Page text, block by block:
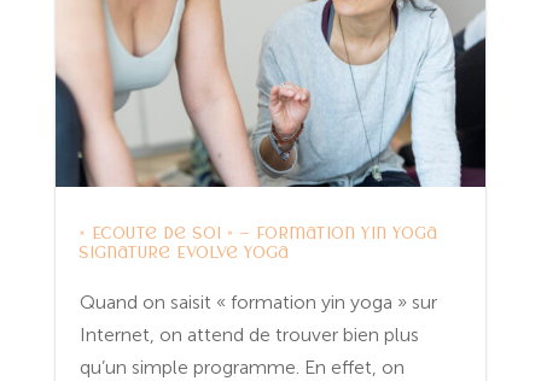
« Écoute de soi » – Formation Yin Yoga
signature Evolve Yoga
Quand on saisit « formation yin yoga » sur
Internet, on attend de trouver bien plus
qu’un simple programme. En effet, on